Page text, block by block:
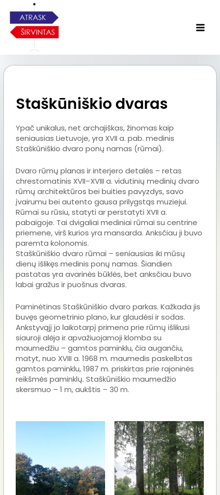
Staškūniškio dvaras
Ypač unikalus, net archajiškas, žinomas kaip
seniausias Lietuvoje, yra XVII a. pab. medinis
Staškūniškio dvaro ponų namas (rūmai).
Dvaro rūmų planas ir interjero detalės – retas
chrestomatinis XVII–XVIII a. vidutinių medinių dvaro
rūmų architektūros bei buities pavyzdys, savo
įvairumu bei autento gausa prilygstąs muziejui.
Rūmai su rūsiu, statyti ar perstatyti XVII a.
pabaigoje. Tai dvigaliai mediniai rūmai su centrine
priemene, virš kurios yra mansarda. Anksčiau ji buvo
paremta kolonomis.
Staškūniškio dvaro rūmai – seniausias iki mūsų
dienų išlikęs medinis ponų namas. Šiandien
pastatas yra avarinės būklės, bet anksčiau buvo
labai gražus ir puošnus dvaras.
Paminėtinas Staškūniškio dvaro parkas. Kažkada jis
buvęs geometrinio plano, kur glaudėsi ir sodas.
Ankstyvąjį jo laikotarpį primena prie rūmų išlikusi
siauroji alėja ir apvažiuojamoji klomba su
maumedžiu – gamtos paminklu, čia augančiu,
matyt, nuo XVIII a. 1968 m. maumedis paskelbtas
gamtos paminklu, 1987 m. priskirtas prie rajoninės
reikšmės paminklų. Staškūniškio maumedžio
skersmuo – 1 m, aukštis – 30 m.